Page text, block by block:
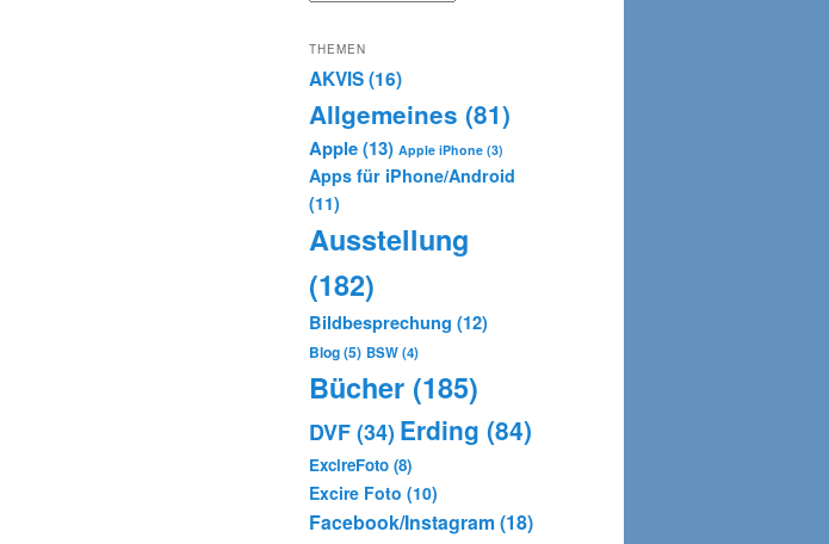
THEMEN
AKVIS(16)
Allgemeines (81)
Apple(13) Apple iPhone (3)
Apps für iPhone/Android
(11)
Ausstellung
(182)
Bildbesprechung (12)
Blog(5) BSW(4)
Bücher (185)
DVF (34) Erding (84)
ExcireFoto (8)
Excire Foto (10)
Facebook/Instagram (18)